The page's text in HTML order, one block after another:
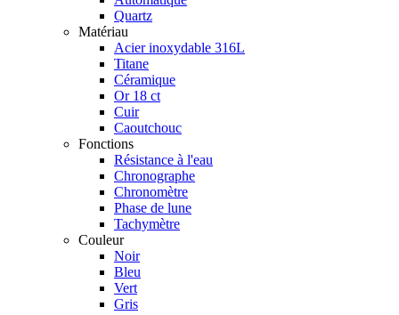
Quartz
Matériau
Acier inoxydable 316L
Titane
Céramique
Or 18 ct
Cuir
Caoutchouc
Fonctions
Résistance à l'eau
Chronographe
Chronomètre
Phase de lune
Tachymètre
Couleur
Noir
Bleu
Vert
Gris